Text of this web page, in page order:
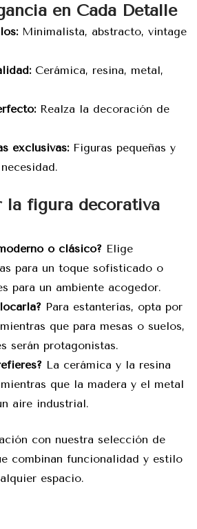
en Cada Detalle
Minimalista, abstracto, vintage
Cerámica, resina, metal,
Realza la decoración de
exclusivas:Figuras pequeñas y
la figura decorativa
o clásico? Elige
para un toque sofisticado o
para un ambiente acogedor.
Para estanterías, opta por
que para mesas o suelos,
serán protagonistas.
La cerámica y la resina
que la madera y el metal
aire industrial.
con nuestra selección de
combinan funcionalidad y estilo
espacio.